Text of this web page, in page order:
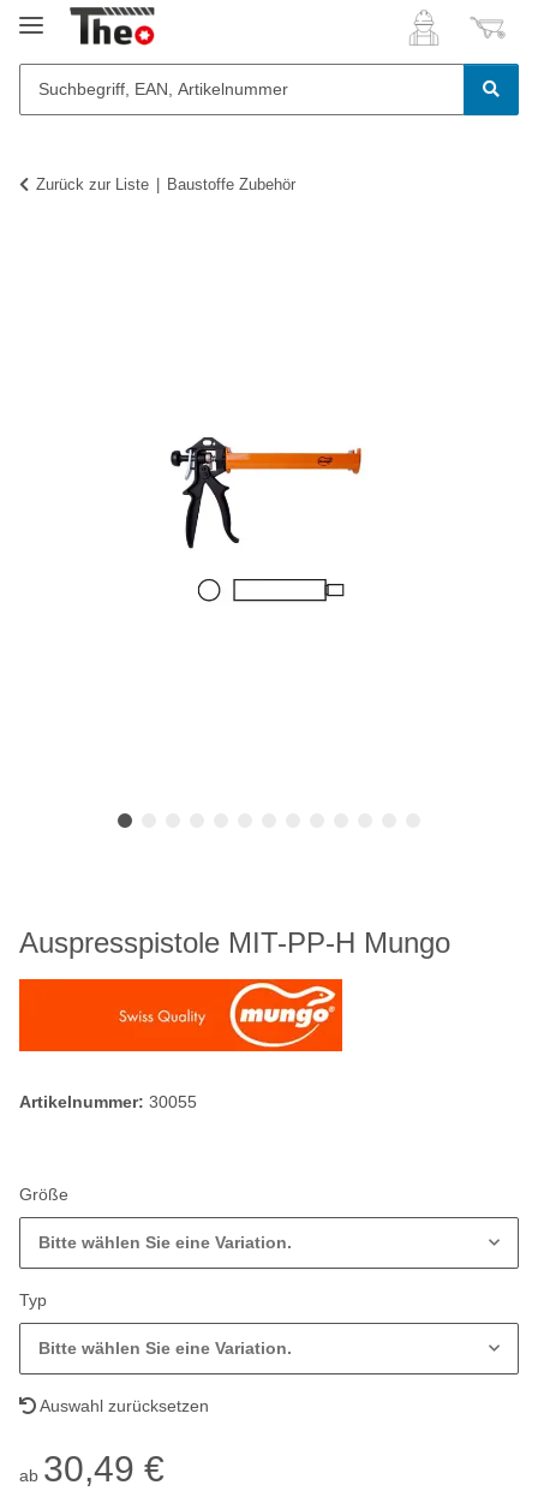
Zurück zur Liste Baustoffe Zubehör
Auspresspistole MIT-PP-H Mungo
Artikelnummer: 30055
Größe
Bitte wählen Sie eine Variation.
Typ
Bitte wählen Sie eine Variation.
Auswahl zurücksetzen
ab 30,49 €